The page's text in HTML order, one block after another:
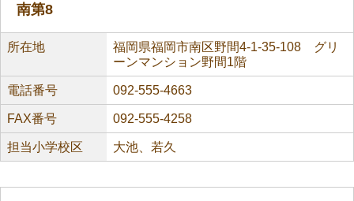
南第8
所在地
福岡県福岡市南区野間4-1-35-108 グリ
ーンマンション野間1階
電話番号 092-555-4663
FAX番号 092-555-4258
担当小学校区 大池、若久